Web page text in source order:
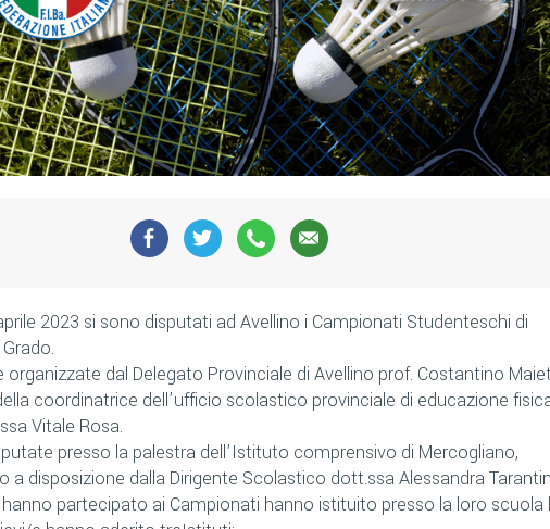
2023 si sono disputati ad Avellino i Campionati Studenteschi di
organizzate dal Delegato Provinciale di Avellino prof. Costantino
coordinatrice dell’ufficio scolastico provinciale di educazione
Vitale Rosa.
presso la palestra dell’Istituto comprensivo di Mercogliano,
a disposizione dalla Dirigente Scolastico dott.ssa Alessandra
partecipato ai Campionati hanno istituito presso la loro scuola